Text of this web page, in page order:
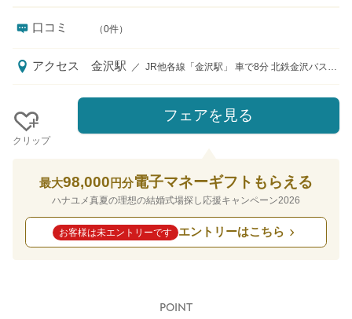
口コミ （0件）
アクセス 金沢駅 ／ JR他各線「金沢駅」 車で8分 北鉄金沢バス「片町」バス停から徒歩1分 金沢ふらっとバス「片町・犀川大橋北」バス停から徒歩2分
クリップ
フェアを見る
最大98,000 円分電子マネーギフトもらえる
ハナユメ真夏の理想の結婚式場探し応援キャンペーン2026
お客様は未エントリーです エントリーはこちら
POINT